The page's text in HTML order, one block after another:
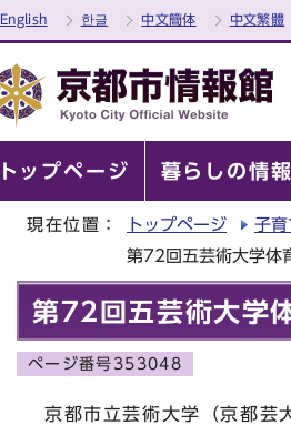
English 한글 中文簡体 中文繁體
トップページ 暮らしの情報
現在位置： トップページ 子育
第72回五芸術大学体
第72回五芸術大学
ページ番号353048
京都市立芸術大学（京都芸